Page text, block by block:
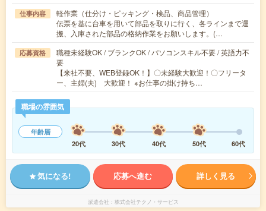
仕事内容
軽作業（仕分け・ピッキング・検品、商品管理）
伝票を基に台車を用いて部品を取りに行く、各ラインまで運
搬、入庫された部品の格納作業をお願いします。(…
応募資格
職種未経験OK / ブランクOK / パソコンスキル不要 / 英語力不
要
【来社不要、WEB登録OK！】〇未経験大歓迎！〇フリータ
ー、主婦(夫) 大歓迎！ ※お仕事の掛け持ち…
職場の雰囲気
年齢層
20代
30代 40代 50代 60代
気になる! 応募へ進む 詳しく見る
派遣会社 株式会社テクノ・サービス